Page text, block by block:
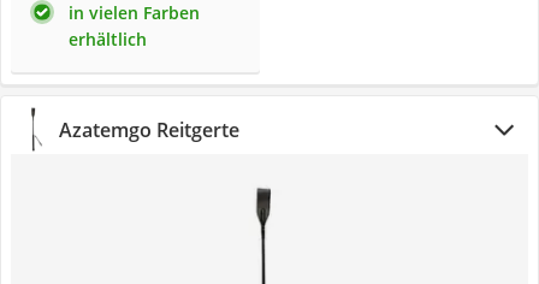
in vielen Farben
erhältlich
Azatemgo Reitgerte